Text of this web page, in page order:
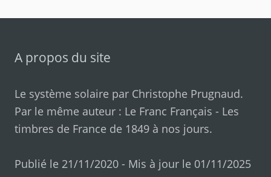
A propos du site
Le système solaire par Christophe Prugnaud.
Par le même auteur : Le Franc Français - Les
timbres de France de 1849 à nos jours.
Publié le 21/11/2020 - Mis à jour le 01/11/2025